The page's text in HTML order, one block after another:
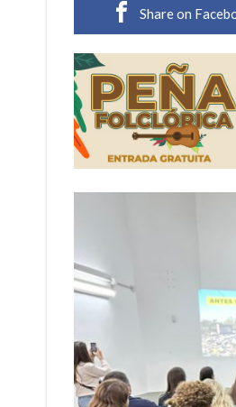
Comienza
Roxana
Share on